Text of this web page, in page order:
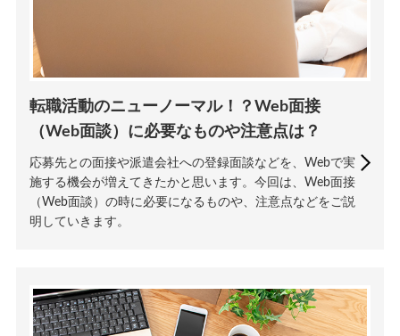
転職活動のニューノーマル！？Web面接
（Web面談）に必要なものや注意点は？
応募先との面接や派遣会社への登録面談などを、Webで実
施する機会が増えてきたかと思います。今回は、Web面接
（Web面談）の時に必要になるものや、注意点などをご説
明していきます。